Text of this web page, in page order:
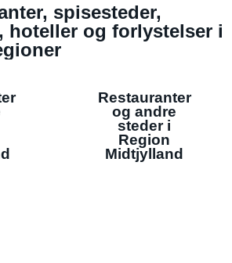
spisesteder,
hoteller og forlystelser i
Restauranter
og andre
steder i
Region
Midtjylland